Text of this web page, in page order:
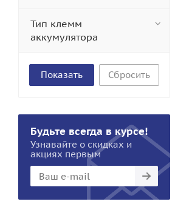
Тип клемм
аккумулятора
Сбросить
Будьте всегда в курсе!
Узнавайте о скидках и
акциях первым